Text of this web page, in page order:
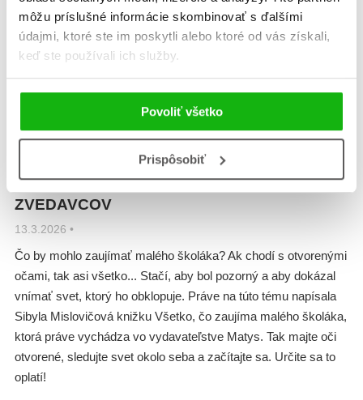
môžu príslušné informácie skombinovať s ďalšími
údajmi, ktoré ste im poskytli alebo ktoré od vás získali,
keď ste používali ich služby.
Povoliť všetko
Prispôsobiť
VŠETKO, ČO ZAUJÍMA MALÉHO ŠKOLÁKA
– PÔVABNÁ KNIŽKA PRE VŠETKÝCH
ZVEDAVCOV
13.3.2026 •
Čo by mohlo zaujímať malého školáka? Ak chodí s otvorenými
očami, tak asi všetko... Stačí, aby bol pozorný a aby dokázal
vnímať svet, ktorý ho obklopuje. Práve na túto tému napísala
Sibyla Mislovičová knižku Všetko, čo zaujíma malého školáka,
ktorá práve vychádza vo vydavateľstve Matys. Tak majte oči
otvorené, sledujte svet okolo seba a začítajte sa. Určite sa to
oplatí!